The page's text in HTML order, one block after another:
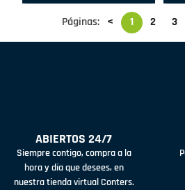
Páginas: < 1 2 3
ABIERTOS 24/7
Siempre contigo, compra a la
hora y día que desees, en
nuestra tienda virtual Conters.